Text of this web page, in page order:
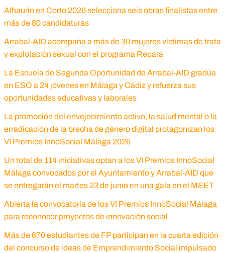
Alhaurín en Corto 2026 selecciona seis obras finalistas entre
más de 80 candidaturas
Arrabal-AID acompaña a más de 30 mujeres víctimas de trata
y explotación sexual con el programa Repara
La Escuela de Segunda Oportunidad de Arrabal-AID gradúa
en ESO a 24 jóvenes en Málaga y Cádiz y refuerza sus
oportunidades educativas y laborales
La promoción del envejecimiento activo, la salud mental o la
erradicación de la brecha de género digital protagonizan los
VI Premios InnoSocial Málaga 2026
Un total de 114 iniciativas optan a los VI Premios InnoSocial
Málaga convocados por el Ayuntamiento y Arrabal-AID que
se entregarán el martes 23 de junio en una gala en el MEET
Abierta la convocatoria de los VI Premios InnoSocial Málaga
para reconocer proyectos de innovación social
Más de 670 estudiantes de FP participan en la cuarta edición
del concurso de ideas de Emprendimiento Social impulsado